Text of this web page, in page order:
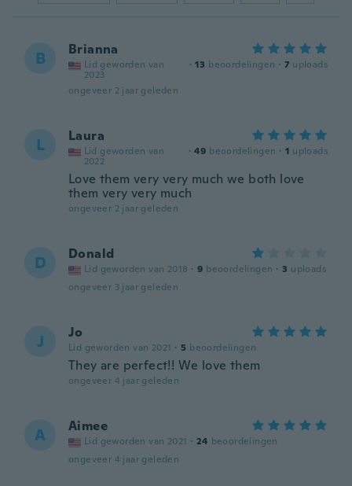
B Brianna
Lid geworden van
2023
· 13 beoordelingen · 7 uploads
ongeveer 2 jaar geleden
L Laura
Lid geworden van
2022
· 49 beoordelingen · 1 uploads
Love them very very much we both love
them very very much
ongeveer 2 jaar geleden
D Donald
Lid geworden van 2018 · 9 beoordelingen · 3 uploads
ongeveer 3 jaar geleden
J Jo
Lid geworden van 2021 · 5 beoordelingen
They are perfect!! We love them
ongeveer 4 jaar geleden
A Aimee
Lid geworden van 2021 · 24 beoordelingen
ongeveer 4 jaar geleden